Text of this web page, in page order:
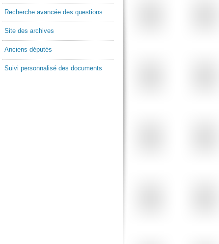
Recherche avancée des questions
Site des archives
Anciens députés
Suivi personnalisé des documents